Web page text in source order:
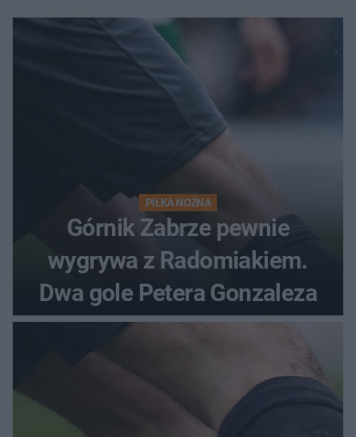
PIŁKA NOŻNA
Górnik Zabrze pewnie
wygrywa z Radomiakiem.
Dwa gole Petera Gonzaleza